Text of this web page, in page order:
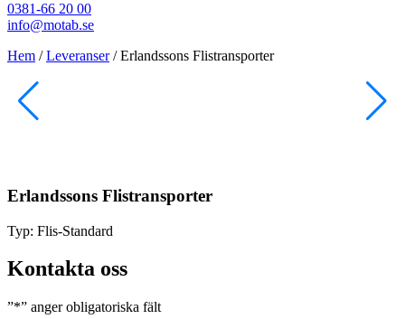
0381-66 20 00
info@motab.se
Hem /Leveranser/Erlandssons Flistransporter
Erlandssons Flistransporter
Typ: Flis-Standard
Kontakta oss
”*” anger obligatoriska fält